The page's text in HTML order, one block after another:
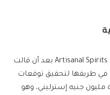
رفع المستثمرون مبلغًا كبيرًا إلى Artisanal Spirits بعد أن قالت
طريقها لتحقيق توقعات
البالغة مليون جنيه إسترليني، وهو